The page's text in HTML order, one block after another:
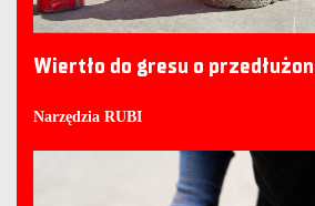
Wiertło do gresu o
Narzędzia RUBI